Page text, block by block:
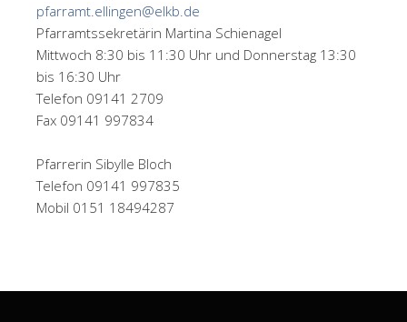
pfarramt.ellingen@elkb.de
Pfarramtssekretärin Martina Schienagel
Mittwoch 8:30 bis 11:30 Uhr und Donnerstag 13:30
bis 16:30 Uhr
Telefon 09141 2709
Fax 09141 997834
Pfarrerin Sibylle Bloch
Telefon 09141 997835
Mobil 0151 18494287